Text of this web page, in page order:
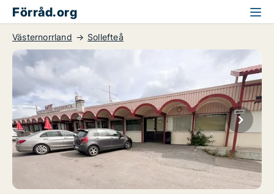
Förråd.org
Västernorrland Sollefteå